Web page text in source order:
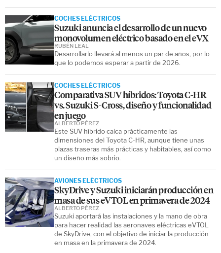
COCHES ELÉCTRICOS
Suzuki anuncia el desarrollo de un nuevo
monovolumen eléctrico basado en el eVX
Desarrollarlo llevará al menos un par de años, por lo
que lo podemos esperar a partir de 2026.
RUBÉN LEAL
COCHES ELÉCTRICOS
Comparativa SUV híbridos: Toyota C-HR
vs. Suzuki S-Cross, diseño y funcionalidad
en juego
Este SUV híbrido calca prácticamente las
dimensiones del Toyota C-HR, aunque tiene unas
plazas traseras más prácticas y habitables, así como
un diseño más sobrio.
ALBERTO PÉREZ
AVIONES ELÉCTRICOS
SkyDrive y Suzuki iniciarán producción en
masa de sus eVTOL en primavera de 2024
Suzuki aportará las instalaciones y la mano de obra
para hacer realidad las aeronaves eléctricas eVTOL
de SkyDrive, con el objetivo de iniciar la producción
en masa en la primavera de 2024.
ALBERTO PÉREZ